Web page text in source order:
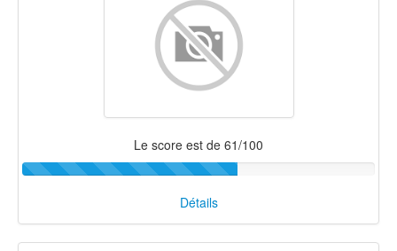
Le score est de 61/100
Détails